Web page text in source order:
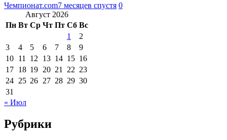
Чемпионат.com7 месяцев спустя 0
Август 2026
Пн Вт Ср Чт Пт Сб Вс
1
2
3
4 5 6 7 8
9
10 11 12 13 14 15 16
17 18 19 20 21 22 23
24 25 26 27 28 29 30
31
« Июл
Рубрики